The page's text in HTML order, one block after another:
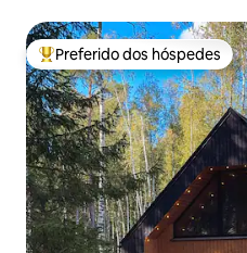
Entre os melhores preferidos
Preferido dos hóspedes